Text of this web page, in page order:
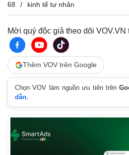
68
kinh tế tư nhân
Mời quý độc giả theo dõi VOV.VN
Thêm VOV trên Google
Chọn VOV làm nguồn ưu tiên trên
dẫn.